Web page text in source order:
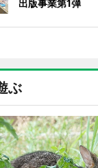
出版事業第1弾
ぶ